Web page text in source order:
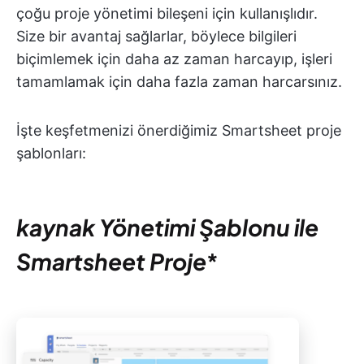
çoğu proje yönetimi bileşeni için kullanışlıdır.
Size bir avantaj sağlarlar, böylece bilgileri
biçimlemek için daha az zaman harcayıp, işleri
tamamlamak için daha fazla zaman harcarsınız.
İşte keşfetmenizi önerdiğimiz Smartsheet proje
şablonları:
kaynak Yönetimi Şablonu ile
Smartsheet Proje*